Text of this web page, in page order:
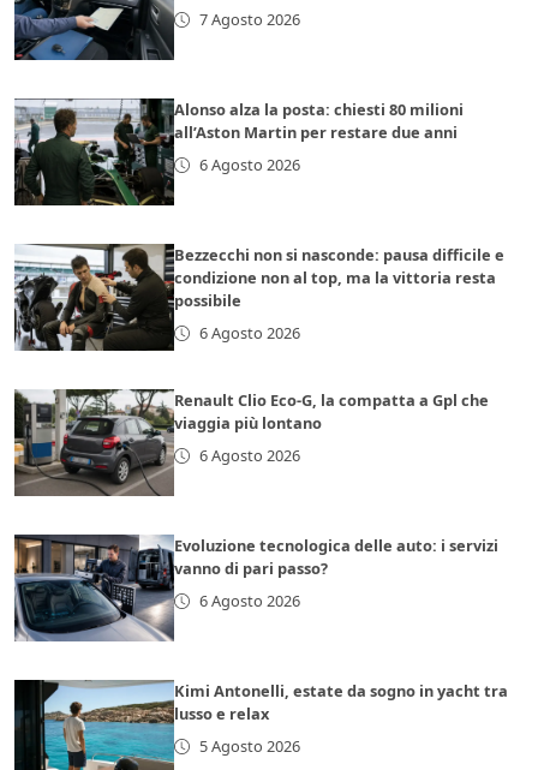
7 Agosto 2026
Alonso alza la posta: chiesti 80 milioni
all’Aston Martin per restare due anni
6 Agosto 2026
Bezzecchi non si nasconde: pausa difficile e
condizione non al top, ma la vittoria resta
possibile
6 Agosto 2026
Renault Clio Eco-G, la compatta a Gpl che
viaggia più lontano
6 Agosto 2026
Evoluzione tecnologica delle auto: i servizi
vanno di pari passo?
6 Agosto 2026
Kimi Antonelli, estate da sogno in yacht tra
lusso e relax
5 Agosto 2026